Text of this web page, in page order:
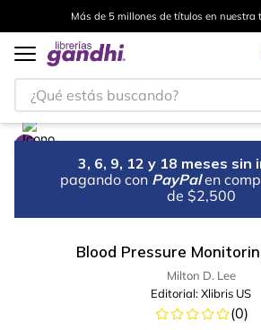
Más de 5 millones de títulos en nuestra
¿Qué estás buscando?
3, 6, 9, 12 y 18 meses sin
pagando con PayPal en
de $2,500
Blood Pressure
Milton D. Lee
Editorial:Xlibris US
(0)